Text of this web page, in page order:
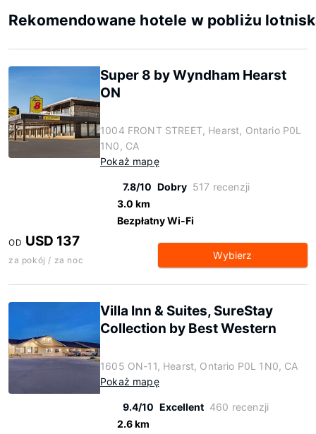
Rekomendowane hotele w pobliżu
Super 8 by Wyndham Hearst
ON
1004 FRONT STREET, Hearst, Ontario P0L
1N0, CA
Pokaż mapę
7.8/10 Dobry 517 recenzji
3.0 km
Bezpłatny Wi-Fi
OD USD 137
za pokój / za noc Wybierz
Villa Inn & Suites, SureStay
Collection by Best Western
1605 ON-11, Hearst, Ontario P0L 1N0, CA
Pokaż mapę
9.4/10 Excellent 460 recenzji
2.6 km